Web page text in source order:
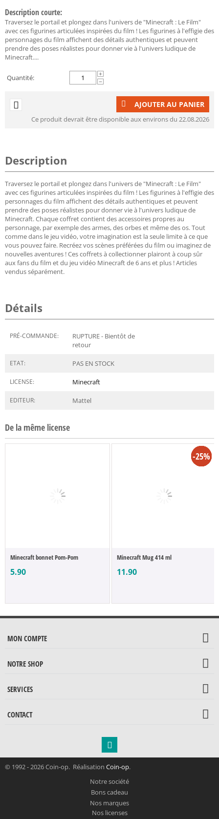
Description courte:
Traversez le portail et plongez dans l'univers de "Minecraft : Le Film"
avec ces figurines articulées inspirées du film ! Les figurines à l'effigie des
personnages du film affichent des détails authentiques et peuvent
prendre des poses réalistes pour donner vie à l'univers ludique de
Minecraft....
Quantité:
+
−
AJOUTER AU PANIER
Ce produit devrait être disponible aux environs du 22.08.2026
Description
Traversez le portail et plongez dans l'univers de "Minecraft : Le Film"
avec ces figurines articulées inspirées du film ! Les figurines à l'effigie des
personnages du film affichent des détails authentiques et peuvent
prendre des poses réalistes pour donner vie à l'univers ludique de
Minecraft. Chaque coffret contient des accessoires propres au
personnage, par exemple des armes, des orbes et même des os. Tout
comme dans le jeu vidéo, votre imagination est la seule limite à ce que
vous pouvez faire. Recréez vos scènes préférées du film ou imaginez de
nouvelles aventures ! Ces coffrets à collectionner plairont à coup sûr
aux fans du film et du jeu vidéo Minecraft de 6 ans et plus ! Articles
vendus séparément.
Détails
PRÉ-COMMANDE:
RUPTURE - Bientôt de
retour
ETAT: PAS EN STOCK
LICENSE: Minecraft
EDITEUR: Mattel
De la même license
Minecraft bonnet Pom-Pom
5.90
Minecraft Mug 414 ml
11.90
-7%
-50%
-52%
-31%
-3%
-3%
-25%
-25%
MON COMPTE
NOTRE SHOP
SERVICES
CONTACT
© 1992 - 2026 Coin-op. Réalisation Coin-op.
Notre société
Bons cadeau
Nos marques
Nos licenses